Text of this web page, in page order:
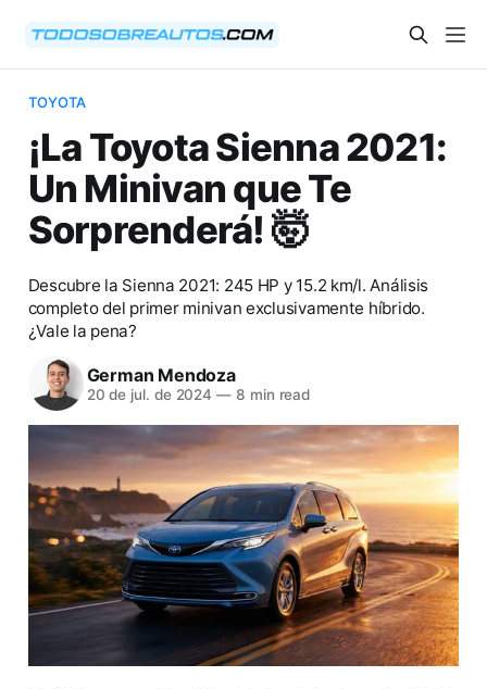
TOYOTA
¡La Toyota Sienna 2021:
Un Minivan que Te
Sorprenderá! 🤯
Descubre la Sienna 2021: 245 HP y 15.2 km/l. Análisis
completo del primer minivan exclusivamente híbrido.
¿Vale la pena?
German Mendoza
20 de jul. de 2024 — 8 min read